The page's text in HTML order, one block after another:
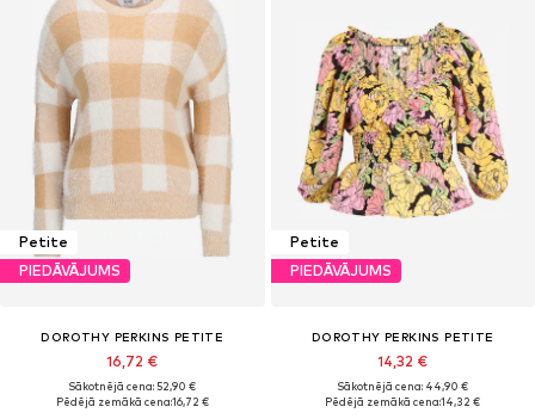
Petite
PIEDĀVĀJUMS
DOROTHY PERKINS PETITE
16,72 €
Sākotnējā cena: 52,90 €
Pēdējā zemākā cena:16,72 €
Petite
PIEDĀVĀJUMS
DOROTHY PERKINS PETITE
14,32 €
Sākotnējā cena: 44,90 €
Pēdējā zemākā cena:14,32 €